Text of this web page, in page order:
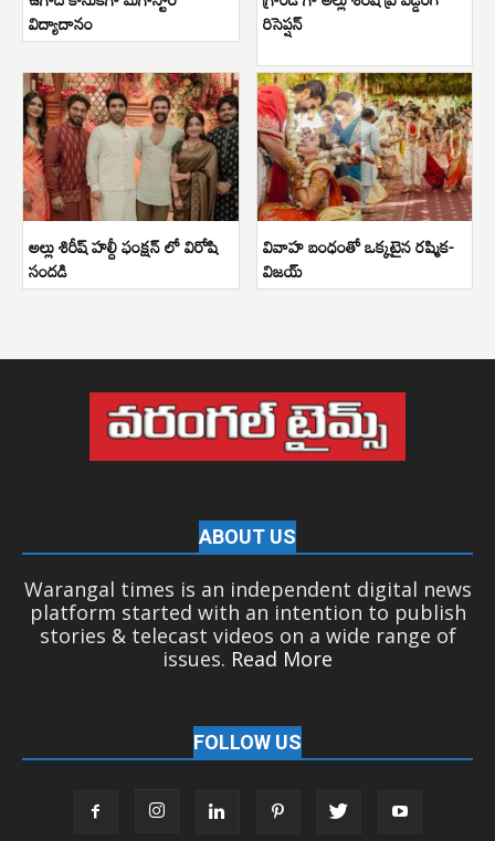
విద్యాదానం రిసెప్షన్
అల్లు శిరీష్ హల్దీ ఫంక్షన్ లో విరోషి
సందడి
వివాహ బంధంతో ఒక్కటైన రష్మిక-
విజయ్
ABOUT US
Warangal times is an independent digital news
platform started with an intention to publish
stories & telecast videos on a wide range of
issues. Read More
FOLLOW US